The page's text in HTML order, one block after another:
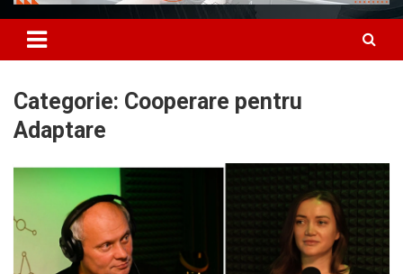
Categorie: Cooperare pentru
Adaptare